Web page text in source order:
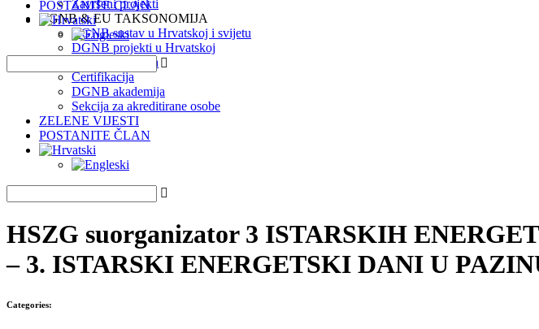
Završeni projekti
DGNB & EU TAKSONOMIJA
DGNB sustav u Hrvatskoj i svijetu
DGNB projekti u Hrvatskoj
EU Taksonomija
Certifikacija
DGNB akademija
Sekcija za akreditirane osobe
ZELENE VIJESTI
POSTANITE ČLAN
POSTANITE ČLAN
HSZG suorganizator 3 ISTARSKIH
– 3. ISTARSKI ENERGETSKI DANI U
Categories: